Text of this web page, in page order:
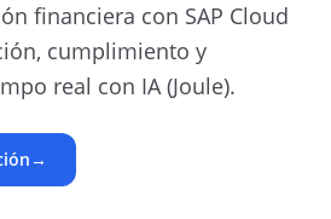
financiera con SAP Cloud
cumplimiento y
real con IA (Joule).
→